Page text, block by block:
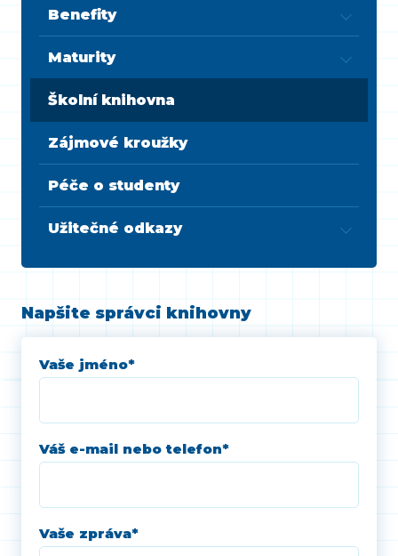
Benefity
Maturity
Školní knihovna
Zájmové kroužky
Péče o studenty
Užitečné odkazy
Napšite správci knihovny
Vaše jméno*
Váš e-mail nebo telefon*
Vaše zpráva*